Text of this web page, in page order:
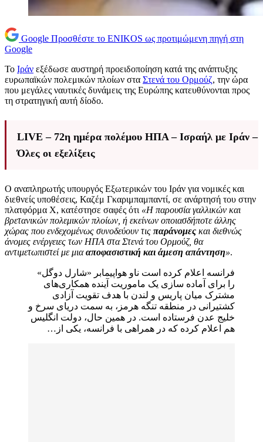
Google Προσθέστε το ENIKOS ως προτιμώμενη πηγή στη
Google
Το Ιράν εξέδωσε αυστηρή προειδοποίηση κατά της ανάπτυξης
ευρωπαϊκών πολεμικών πλοίων στα Στενά του Ορμούζ, την ώρα
που μεγάλες ναυτικές δυνάμεις της Ευρώπης κατευθύνονται προς
τη στρατηγική αυτή δίοδο.
LIVE – 72η ημέρα πολέμου ΗΠΑ – Ισραήλ με Ιράν –
Όλες οι εξελίξεις
Ο αναπληρωτής υπουργός Εξωτερικών του Ιράν για νομικές και
διεθνείς υποθέσεις, Καζέμ Γκαριμπαμπαντί, σε ανάρτησή του στην
πλατφόρμα X, κατέστησε σαφές ότι «Η παρουσία γαλλικών και
βρετανικών πολεμικών πλοίων, ή εκείνων οποιασδήποτε άλλης
χώρας που ενδεχομένως συνοδεύουν τις παράνομες και διεθνώς
άνομες ενέργειες των ΗΠΑ στα Στενά του Ορμούζ, θα
αντιμετωπιστεί με μιααποφασιστική και άμεση απάντηση».
فرانسه اعلام کرده است ناو هواپیمابر «شارل دوگل»
را برای آماده سازی یک ماموریت آینده همکاری‌های
مشترک میان پاریس و لندن با هدف تقویت آزادی
کشتیرانی در منطقه تنگه هرمز، به سمت دریای سرخ و
خلیج عدن فرستاده است. در همین حال، دولت انگلیس
هم اعلام کرده که در همراهی با فرانسه، یکی از…